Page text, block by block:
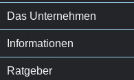
Das Unternehmen
Informationen
Ratgeber